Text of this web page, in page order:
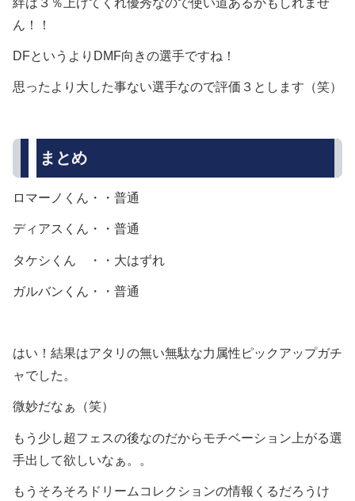
ん！！
DFというよりDMF向きの選手ですね！
思ったより大した事ない選手なので評価３とします（笑）
まとめ
ロマーノくん・・普通
ディアスくん・・普通
タケシくん ・・大はずれ
ガルバンくん・・普通
はい！結果はアタリの無い無駄な力属性ピックアップガチ
ャでした。
微妙だなぁ（笑）
もう少し超フェスの後なのだからモチベーション上がる選
手出して欲しいなぁ。。
もうそろそろドリームコレクションの情報くるだろうけ